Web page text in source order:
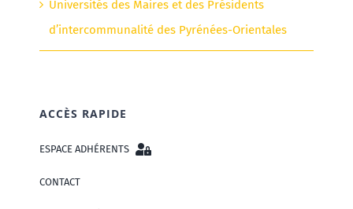
Universités des Maires et des Présidents
d’intercommunalité des Pyrénées-Orientales
ACCÈS RAPIDE
ESPACE ADHÉRENTS
CONTACT